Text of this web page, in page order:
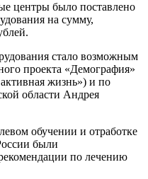
центры было поставлено
на сумму,
стало возможным
проекта «Демография»
жизнь») и по
области Андрея
обучении и отработке
были
по лечению